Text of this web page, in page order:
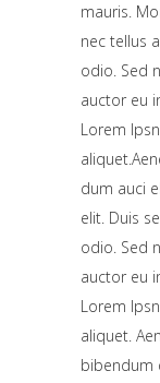
mauris.
nec tellus
odio. Sed
auctor eu
Lorem
dum auci
elit. Duis
odio. Sed
auctor eu
Lorem
aliquet.
bibendum